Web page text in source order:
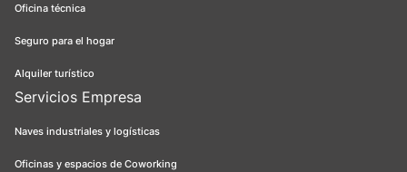
Oficina técnica
Seguro para el hogar
Alquiler turístico
Servicios Empresa
Naves industriales y logísticas
Oficinas y espacios de Coworking